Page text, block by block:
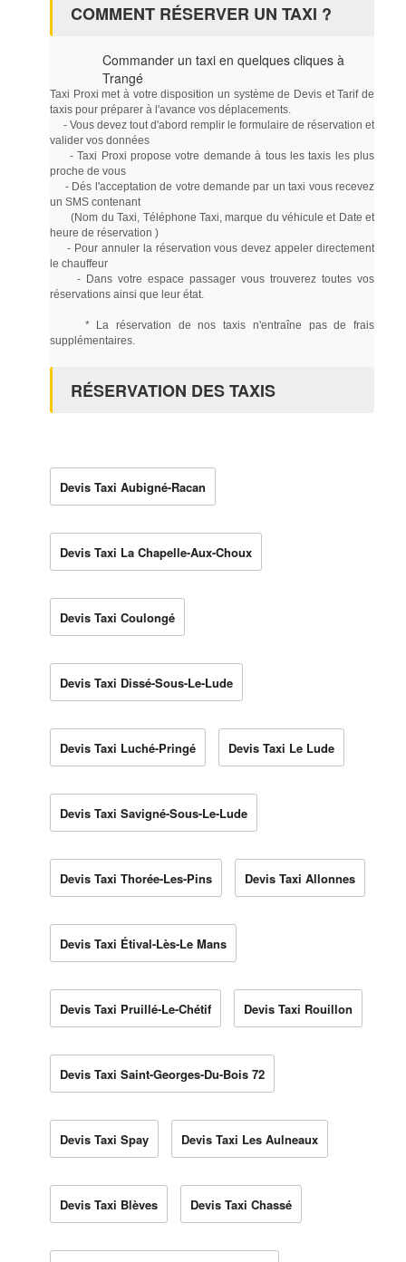
COMMENT RÉSERVER UN TAXI ?
Commander un taxi en quelques cliques à
Trangé
Taxi Proxi met à votre disposition un système de Devis et Tarif de
taxis pour préparer à l'avance vos déplacements.
- Vous devez tout d'abord remplir le formulaire de réservation et
valider vos données
- Taxi Proxi propose votre demande à tous les taxis les plus
proche de vous
- Dés l'acceptation de votre demande par un taxi vous recevez
un SMS contenant
(Nom du Taxi, Téléphone Taxi, marque du véhicule et Date et
heure de réservation )
- Pour annuler la réservation vous devez appeler directement
le chauffeur
- Dans votre espace passager vous trouverez toutes vos
réservations ainsi que leur état.
* La réservation de nos taxis n'entraîne pas de frais
supplémentaires.
RÉSERVATION DES TAXIS
Devis Taxi Aubigné-Racan
Devis Taxi La Chapelle-Aux-Choux
Devis Taxi Coulongé
Devis Taxi Dissé-Sous-Le-Lude
Devis Taxi Luché-Pringé Devis Taxi Le Lude
Devis Taxi Savigné-Sous-Le-Lude
Devis Taxi Thorée-Les-Pins Devis Taxi Allonnes
Devis Taxi Étival-Lès-Le Mans
Devis Taxi Pruillé-Le-Chétif Devis Taxi Rouillon
Devis Taxi Saint-Georges-Du-Bois 72
Devis Taxi Spay Devis Taxi Les Aulneaux
Devis Taxi Blèves Devis Taxi Chassé